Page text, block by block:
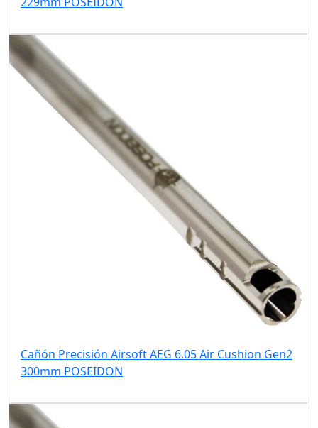
Cañón Precisión Airsoft AEG 6.05 Air Cushion Gen2
300mm POSEIDON